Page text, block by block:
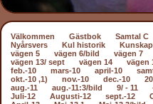
Välkommen Gästbok Samtal C
Nyårsvers
Kul historik
vägen 5
vägen 6/bild vägen 7
vägen 13/ sept
vägen 14 vägen
feb.-10
mars-10 april-10
okt.-10 ,1)
nov.-10 dec.-10
aug.-11
aug.-11:3/bild 9/ - 11
Juli-12
Augusti-12 sept.-12